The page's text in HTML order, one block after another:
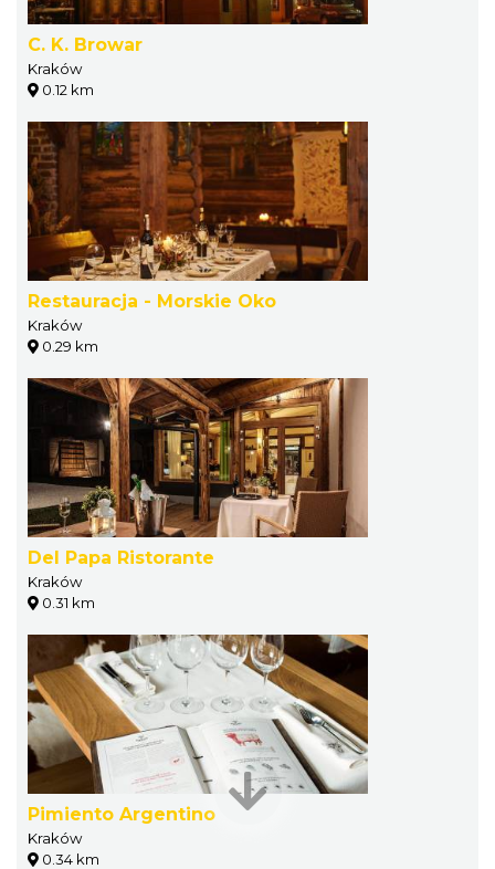
C. K. Browar
Kraków
0.12 km
Restauracja - Morskie Oko
Kraków
0.29 km
Del Papa Ristorante
Kraków
0.31 km
Pimiento Argentino
Kraków
0.34 km